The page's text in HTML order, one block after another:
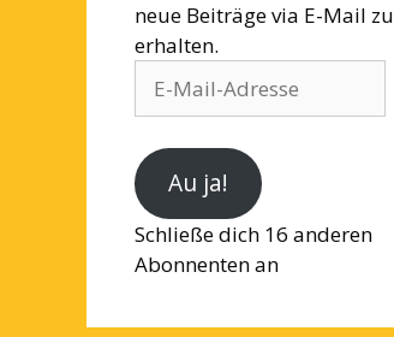
neue Beiträge via E-Mail zu
erhalten.
Mail-
Au ja!
Schließe dich 16 anderen
Abonnenten an